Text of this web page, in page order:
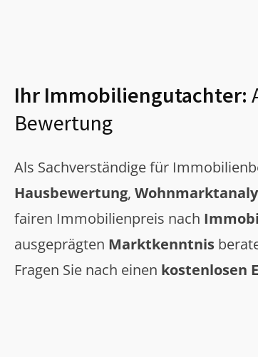
Ihr Immobiliengutachter:
Bewertung
Als Sachverständige für
Hausbewertung,
fairen Immobilienpreis nach
ausgeprägten Marktkenntnis
Fragen Sie nach einen kostenlosen